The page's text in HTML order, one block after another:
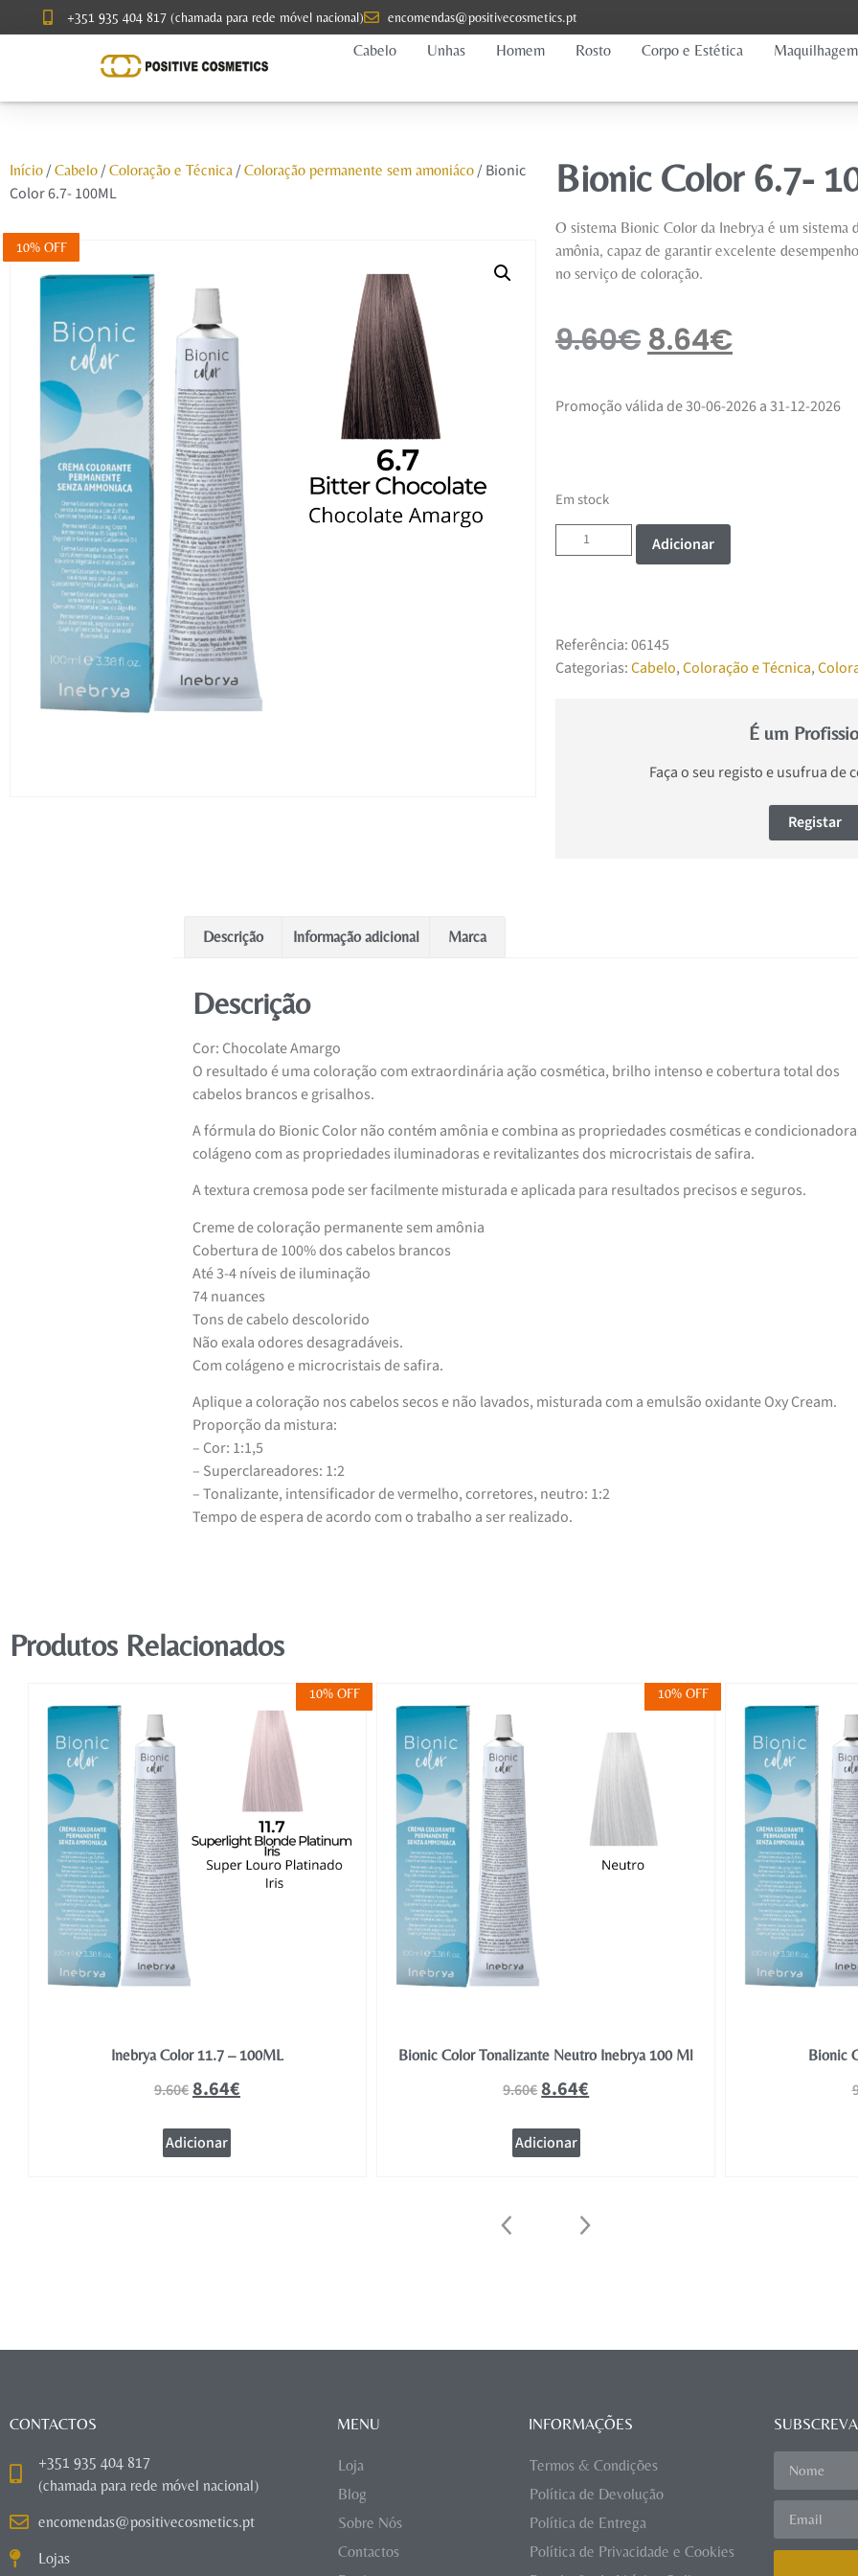
+351 935 404 817 (chamada para rede móvel nacional) encomendas@positivecosmetics.pt
Cabelo Unhas Homem Rosto Corpo e Estética Maquilhagem
Início/ Cabelo/ Coloração e Técnica/ Coloração permanente sem amoniáco/ Bionic
Color 6.7- 100ML
10% OFF
Bionic Color 6.7-
O sistema Bionic Color da Inebrya é um sistema
amônia, capaz de garantir excelente
no serviço de coloração.
9.60€ 8.64€
Promoção válida de 30-06-2026 a 31-12-2026
Em stock
Adicionar
Referência:06145
Categorias:Cabelo,Coloração e Técnica,
É um
Faça o seu registo e usufrua de
Registar
Descrição Informação adicional Marca
Descrição
Cor: Chocolate Amargo
O resultado é uma coloração com extraordinária ação cosmética, brilho intenso e cobertura total dos
cabelos brancos e grisalhos.
A fórmula do Bionic Color não contém amônia e combina as propriedades cosméticas e
colágeno com as propriedades iluminadoras e revitalizantes dos microcristais de safira.
A textura cremosa pode ser facilmente misturada e aplicada para resultados precisos e seguros.
Creme de coloração permanente sem amônia
Cobertura de 100% dos cabelos brancos
Até 3-4 níveis de iluminação
74 nuances
Tons de cabelo descolorido
Não exala odores desagradáveis.
Com colágeno e microcristais de safira.
Aplique a coloração nos cabelos secos e não lavados, misturada com a emulsão oxidante Oxy Cream.
Proporção da mistura:
– Cor: 1:1,5
– Superclareadores: 1:2
– Tonalizante, intensificador de vermelho, corretores, neutro: 1:2
Tempo de espera de acordo com o trabalho a ser realizado.
Produtos Relacionados
10% OFF
Inebrya Color 11.7 – 100ML
9.60€8.64€
Adicionar
10% OFF
Bionic Color Tonalizante Neutro Inebrya 100 Ml
9.60€8.64€
Adicionar
Bionic
CONTACTOS
+351 935 404 817
(chamada para rede móvel nacional)
encomendas@positivecosmetics.pt
Lojas
MENU
Loja
Blog
Sobre Nós
Contactos
INFORMAÇÕES
Termos & Condições
Política de Devolução
Política de Entrega
Política de Privacidade e Cookies